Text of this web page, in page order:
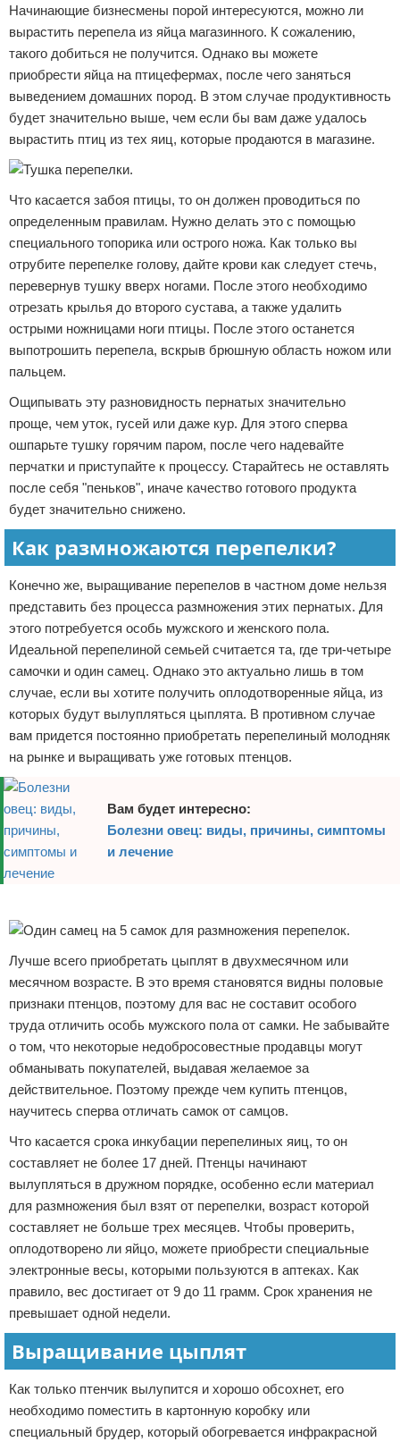
Начинающие бизнесмены порой интересуются, можно ли
вырастить перепела из яйца магазинного. К сожалению,
такого добиться не получится. Однако вы можете
приобрести яйца на птицефермах, после чего заняться
выведением домашних пород. В этом случае продуктивность
будет значительно выше, чем если бы вам даже удалось
вырастить птиц из тех яиц, которые продаются в магазине.
Что касается забоя птицы, то он должен проводиться по
определенным правилам. Нужно делать это с помощью
специального топорика или острого ножа. Как только вы
отрубите перепелке голову, дайте крови как следует стечь,
перевернув тушку вверх ногами. После этого необходимо
отрезать крылья до второго сустава, а также удалить
острыми ножницами ноги птицы. После этого останется
выпотрошить перепела, вскрыв брюшную область ножом или
пальцем.
Ощипывать эту разновидность пернатых значительно
проще, чем уток, гусей или даже кур. Для этого сперва
ошпарьте тушку горячим паром, после чего надевайте
перчатки и приступайте к процессу. Старайтесь не оставлять
после себя "пеньков", иначе качество готового продукта
будет значительно снижено.
Как размножаются перепелки?
Конечно же, выращивание перепелов в частном доме нельзя
представить без процесса размножения этих пернатых. Для
этого потребуется особь мужского и женского пола.
Идеальной перепелиной семьей считается та, где три-четыре
самочки и один самец. Однако это актуально лишь в том
случае, если вы хотите получить оплодотворенные яйца, из
которых будут вылупляться цыплята. В противном случае
вам придется постоянно приобретать перепелиный молодняк
на рынке и выращивать уже готовых птенцов.
Вам будет интересно:
Болезни овец: виды, причины, симптомы
и лечение
Лучше всего приобретать цыплят в двухмесячном или
месячном возрасте. В это время становятся видны половые
признаки птенцов, поэтому для вас не составит особого
труда отличить особь мужского пола от самки. Не забывайте
о том, что некоторые недобросовестные продавцы могут
обманывать покупателей, выдавая желаемое за
действительное. Поэтому прежде чем купить птенцов,
научитесь сперва отличать самок от самцов.
Что касается срока инкубации перепелиных яиц, то он
составляет не более 17 дней. Птенцы начинают
вылупляться в дружном порядке, особенно если материал
для размножения был взят от перепелки, возраст которой
составляет не больше трех месяцев. Чтобы проверить,
оплодотворено ли яйцо, можете приобрести специальные
электронные весы, которыми пользуются в аптеках. Как
правило, вес достигает от 9 до 11 грамм. Срок хранения не
превышает одной недели.
Выращивание цыплят
Как только птенчик вылупится и хорошо обсохнет, его
необходимо поместить в картонную коробку или
специальный брудер, который обогревается инфракрасной